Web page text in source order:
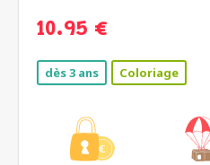
10.95 €
dès 3 ans Coloriage